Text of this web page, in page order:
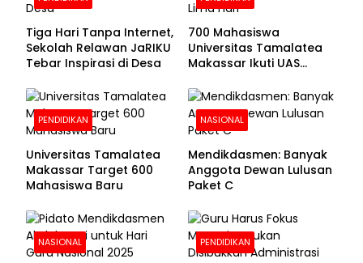
Tiga Hari Tanpa Internet,
Sekolah Relawan JaRIKU
Tebar Inspirasi di Desa
700 Mahasiswa
Universitas Tamalatea
Makassar Ikuti UAS
PENDIDIKAN
Universitas Tamalatea
Makassar Target 600
Mahasiswa Baru
NASIONAL
Mendikdasmen: Banyak
Anggota Dewan Lulusan
Paket C
NASIONAL PENDIDIKAN